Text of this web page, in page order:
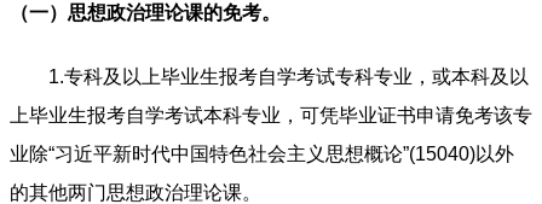
（一）思想政治理论课的免考。
1.专科及以上毕业生报考自学考试专科专业，或本科及以
上毕业生报考自学考试本科专业，可凭毕业证书申请免考该专
业除“习近平新时代中国特色社会主义思想概论”(15040)以外
的其他两门思想政治理论课。